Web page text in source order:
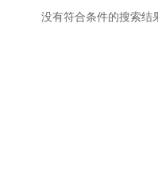
没有符合条件的搜索结